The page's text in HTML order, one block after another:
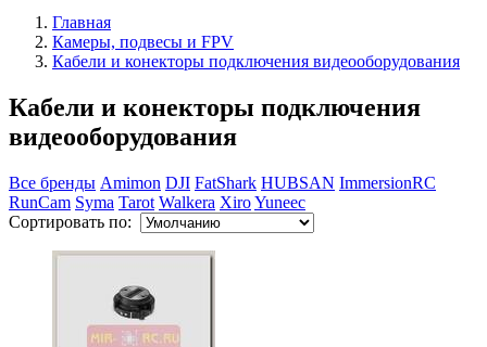
Главная
Камеры, подвесы и FPV
Кабели и конекторы подключения видеооборудования
Кабели и конекторы подключения
видеооборудования
Все бренды Amimon DJI FatShark HUBSAN ImmersionRC
RunCam Syma Tarot Walkera XiroYuneec
Сортировать по: